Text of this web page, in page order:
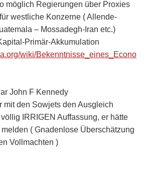
möglich Regierungen über Proxies
westliche Konzerne ( Allende-
– Mossadegh-Iran etc.)
Primär-Akkumulation
wiki/Bekenntnisse_eines_Econo
John F Kennedy
mit den Sowjets den Ausgleich
IRRIGEN Auffassung, er hätte
( Gnadenlose Überschätzung
Vollmachten )